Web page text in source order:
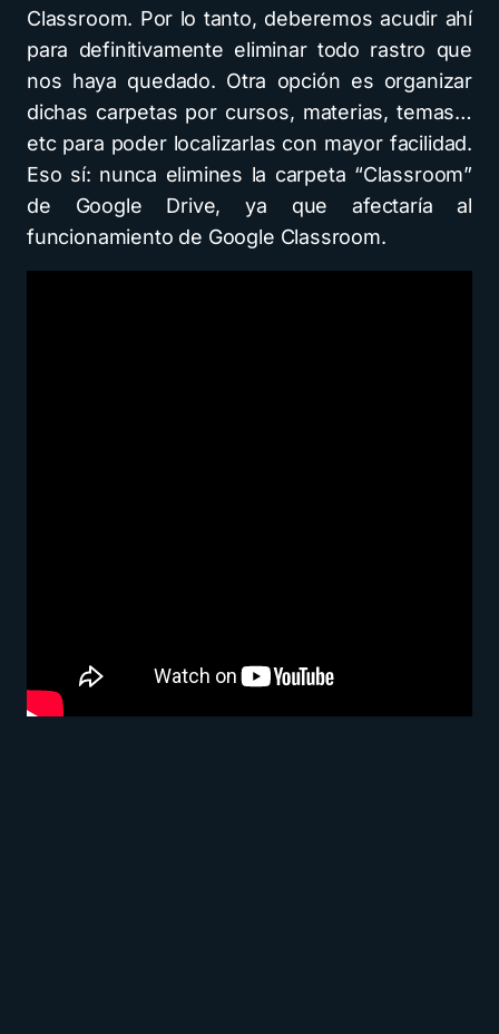
Classroom. Por lo tanto, deberemos acudir ahí
para definitivamente eliminar todo rastro que
nos haya quedado. Otra opción es organizar
dichas carpetas por cursos, materias, temas…
etc para poder localizarlas con mayor facilidad.
Eso sí: nunca elimines la carpeta “Classroom”
de Google Drive, ya que afectaría al
funcionamiento de Google Classroom.